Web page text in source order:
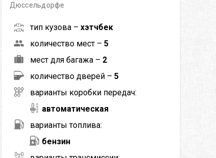
Дюссельдорфе
тип кузова – хэтчбек
количество мест – 5
мест для багажа – 2
количество дверей – 5
варианты коробки передач:
автоматическая
варианты топлива:
бензин